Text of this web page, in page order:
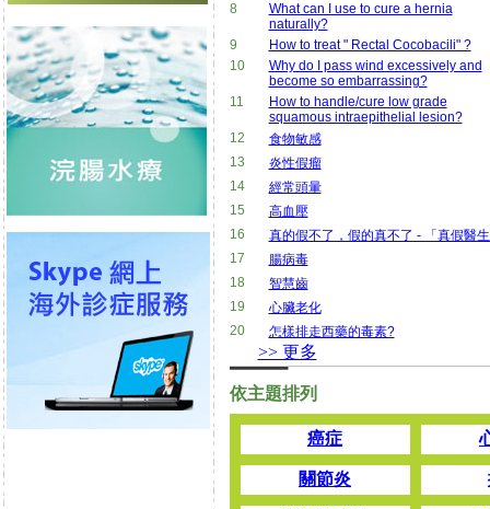
8
What can I use to cure a hernia
naturally?
9
How to treat " Rectal Cocobacili" ?
10
Why do I pass wind excessively and
become so embarrassing?
11
How to handle/cure low grade
squamous intraepithelial lesion?
12
食物敏感
13
炎性假瘤
14
經常頭暈
15
高血壓
16
真的假不了，假的真不了 - 「真假醫
17
腸病毒
18
智慧齒
19
心臟老化
20
怎樣排走西藥的毒素?
>> 更多
依主題排列
癌症
關節炎